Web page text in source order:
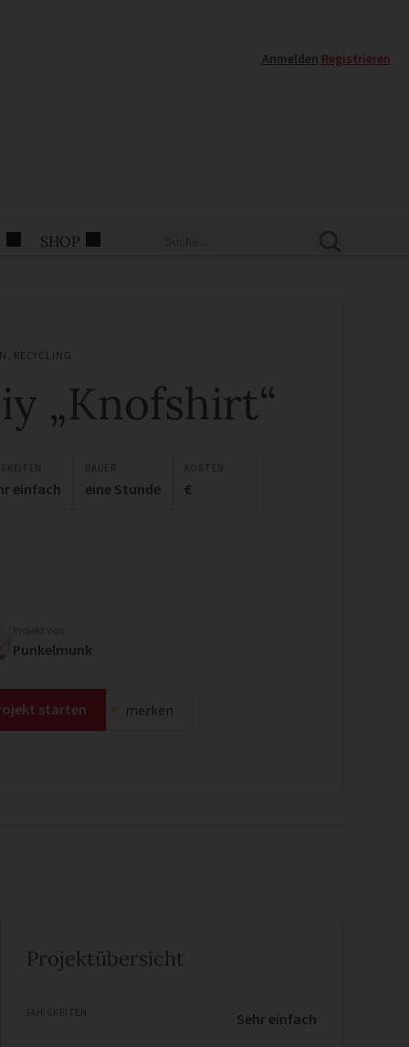
Anmelden Registrieren
SHOP
RECYCLING
„Knofshirt“
einfach eine Stunde €
Punkelmunk
starten merken
Projektübersicht
Sehr einfach